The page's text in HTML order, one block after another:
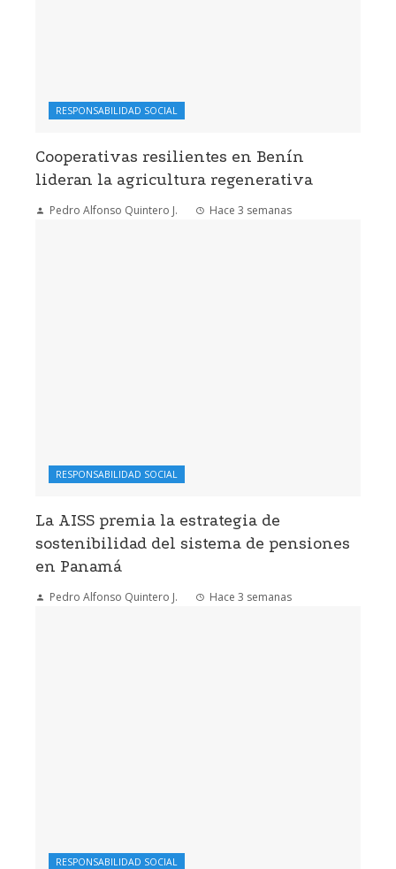
RESPONSABILIDAD SOCIAL
Cooperativas resilientes en Benín
lideran la agricultura regenerativa
Pedro Alfonso Quintero J. Hace 3 semanas
RESPONSABILIDAD SOCIAL
La AISS premia la estrategia de
sostenibilidad del sistema de pensiones
en Panamá
Pedro Alfonso Quintero J. Hace 3 semanas
RESPONSABILIDAD SOCIAL